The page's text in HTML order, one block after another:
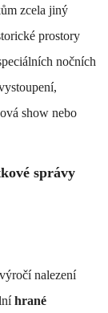
zcela jiný
prostory
nočních
show nebo
správy
nalezení
hrané